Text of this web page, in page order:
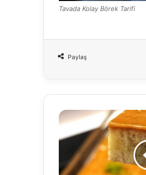
Tavada Kolay Börek Tarifi
Paylaş
Kremşantisiz
Trileçe
Tarifi